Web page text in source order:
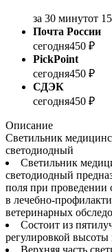
за 30 минутот
Почта России
сегодня450 ₽
PickPoint
сегодня450 ₽
СДЭК
сегодня450 ₽
Описание
Светильник
светодиодный
Светильник
светодиодный
поля при проведении
в лечебно-
ветеринарных
Состоит из
регулировкой